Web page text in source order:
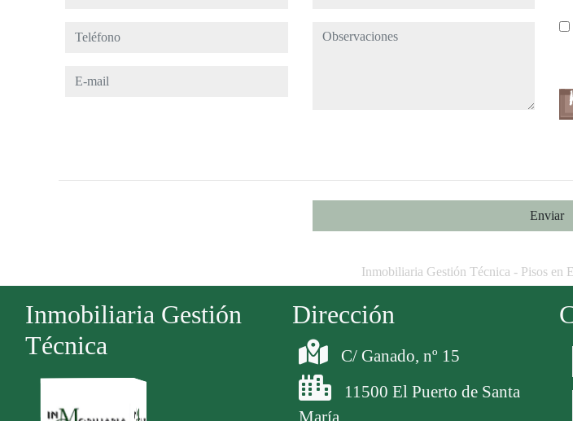
Teléfono
E-mail
Observaciones
Enviar
Inmobiliaria Gestión Técnica - Pisos en
Inmobiliaria Gestión
Técnica
Dirección
C/ Ganado, nº 15
11500 El Puerto de Santa
María